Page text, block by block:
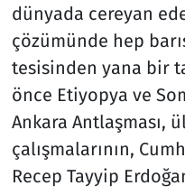
dünyada cereyan
çözümünde hep
tesisinden yana bir
önce Etiyopya ve
Ankara Antlaşması,
çalışmalarının,
Recep Tayyip